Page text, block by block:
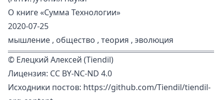
О книге «Сумма Технологии»
2020-07-25
мышление , общество , теория , эволюция
© Елецкий Алексей (Tiendil)
Лицензия: CC BY-NC-ND 4.0
Исходники постов: https://github.com/Tiendil/tiendil-